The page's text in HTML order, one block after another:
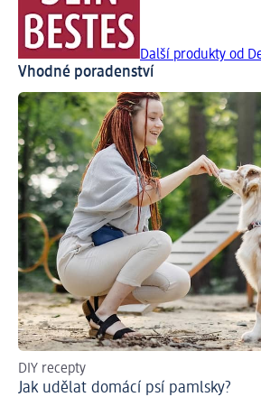
Další produkty od
Vhodné poradenství
DIY recepty
Jak udělat domácí psí pamlsky?